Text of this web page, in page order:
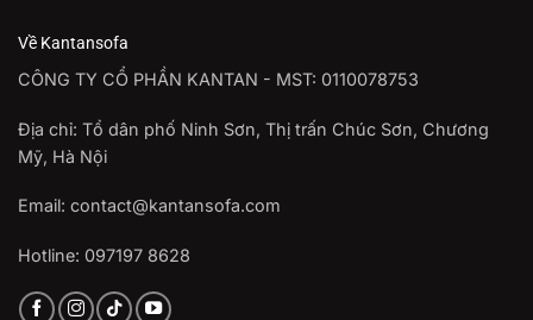
Về Kantansofa
CÔNG TY CỔ PHẦN KANTAN - MST: 0110078753
Địa chỉ: Tổ dân phố Ninh Sơn, Thị trấn Chúc Sơn, Chương
Mỹ, Hà Nội
Email: contact@kantansofa.com
Hotline: 097197 8628